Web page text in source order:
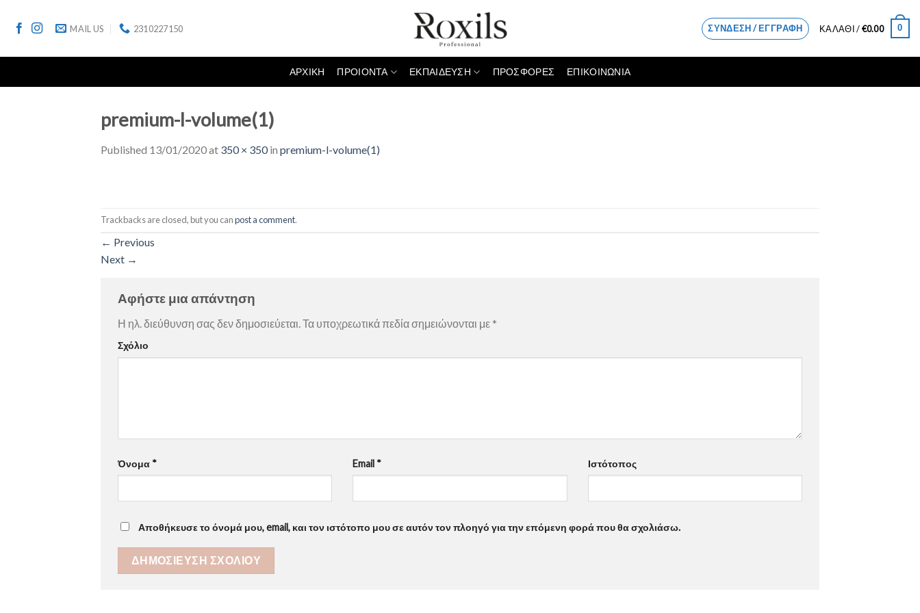
MAIL US 2310227150 ΣΎΝΔΕΣΗ / ΕΓΓΡΑΦΉ ΚΑΛΆΘΙ /€0.00 0
ΑΡΧΙΚΗ ΠΡΟΙΟΝΤΑ ΕΚΠΑΙΔΕΥΣΗ ΠΡΟΣΦΟΡΕΣ ΕΠΙΚΟΙΝΩΝΙΑ
premium-l-volume(1)
Published 13/01/2020at 350 × 350in premium-l-volume(1)
Trackbacks are closed, but you canpost a comment.
← Previous
Next →
Αφήστε μια απάντηση
Η ηλ. διεύθυνση σας δεν δημοσιεύεται.Τα υποχρεωτικά πεδία σημειώνονται με *
Σχόλιο
Όνομα * Email * Ιστότοπος
Αποθήκευσε το όνομά μου, email, και τον ιστότοπο μου σε αυτόν τον πλοηγό για την επόμενη φορά που θα σχολιάσω.